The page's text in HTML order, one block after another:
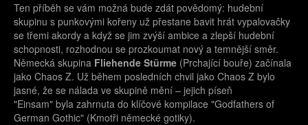
Ten příběh se vám možná bude zdát povědomý: hudební
skupinu s punkovými kořeny už přestane bavit hrát vypalovačky
se třemi akordy a když se jim zvýší ambice a zlepší hudební
schopnosti, rozhodnou se prozkoumat nový a temnější směr.
Německá skupina Fliehende Stürme (Prchající bouře) začínala
jako Chaos Z. Už během posledních chvil jako Chaos Z bylo
jasné, že se nálada ve skupině mění – jejich píseň
"Einsam" byla zahrnuta do klíčové kompilace "Godfathers of
German Gothic" (Kmotři německé gotiky).